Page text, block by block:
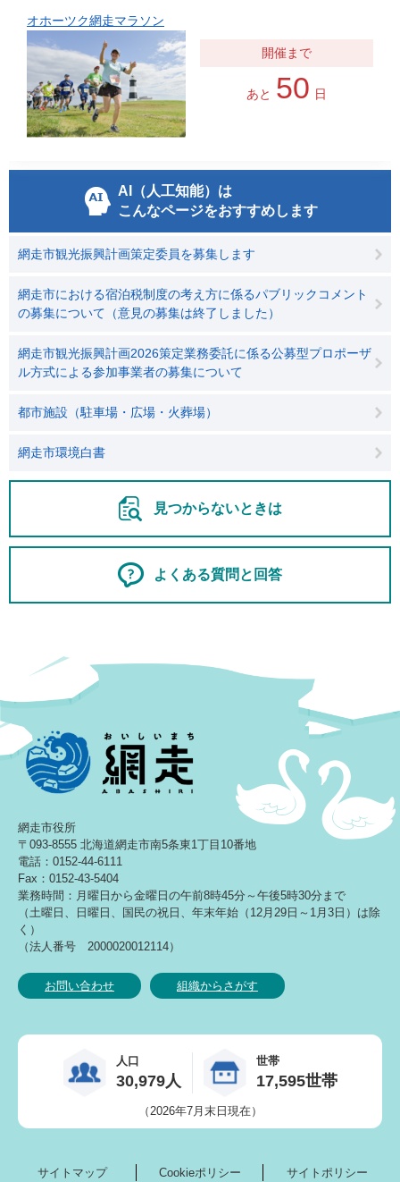
オホーツク網走マラソン
あと 50 日
AI（人工知能）は
こんなページをおすすめします
網走市観光振興計画策定委員を募集します
網走市における宿泊税制度の考え方に係るパブリックコメント
の募集について（意見の募集は終了しました）
網走市観光振興計画2026策定業務委託に係る公募型プロポーザ
ル方式による参加事業者の募集について
都市施設（駐車場・広場・火葬場）
網走市環境白書
見つからないときは
よくある質問と回答
網走市役所
〒093-8555 北海道網走市南5条東1丁目10番地
電話：0152-44-6111
Fax：0152-43-5404
業務時間：月曜日から金曜日の午前8時45分～午後5時30分まで
（土曜日、日曜日、国民の祝日、年末年始（12月29日～1月3日）は除
く）
（法人番号 2000020012114）
お問い合わせ 組織からさがす
人口
30,979人
世帯
17,595世帯
（2026年7月末日現在）
サイトマップ Cookieポリシー サイトポリシー